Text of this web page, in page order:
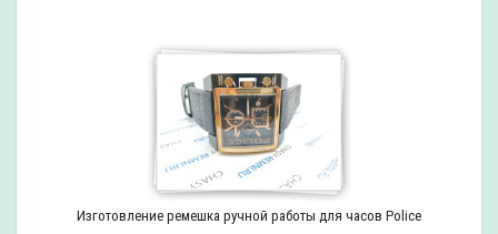
Изготовление ремешка ручной работы для часов Police